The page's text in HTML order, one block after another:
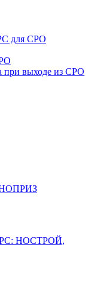
для СРО
при выходе из СРО
НОПРИЗ
НРС: НОСТРОЙ,